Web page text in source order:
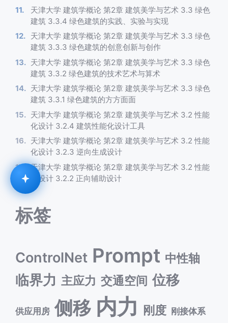
天津大学 建筑学概论 第2章 建筑美学与艺术 3.3 绿色
建筑 3.3.4 绿色建筑的实践、实验与实现
天津大学 建筑学概论 第2章 建筑美学与艺术 3.3 绿色
建筑 3.3.3 绿色建筑的创意创新与创作
天津大学 建筑学概论 第2章 建筑美学与艺术 3.3 绿色
建筑 3.3.2 绿色建筑的技术艺术与算术
天津大学 建筑学概论 第2章 建筑美学与艺术 3.3 绿色
建筑 3.3.1 绿色建筑的方方面面
天津大学 建筑学概论 第2章 建筑美学与艺术 3.2 性能
化设计 3.2.4 建筑性能化设计工具
天津大学 建筑学概论 第2章 建筑美学与艺术 3.2 性能
化设计 3.2.3 逆向生成设计
天津大学 建筑学概论 第2章 建筑美学与艺术 3.2 性能
化设计 3.2.2 正向辅助设计
标签
ControlNet Prompt 中性轴
临界力 主应力 交通空间 位移
供应用房 侧移 内力 刚度 刚接体系